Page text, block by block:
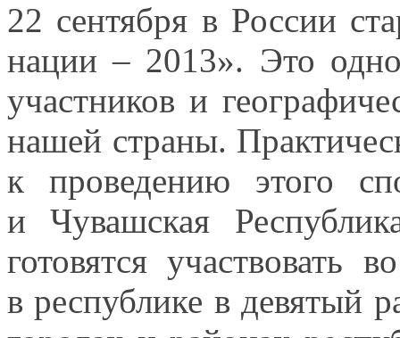
22 сентября в России
нации – 2013». Это
участников и
нашей страны.
к проведению этого
и Чувашская
готовятся участвовать
в республике в девятый